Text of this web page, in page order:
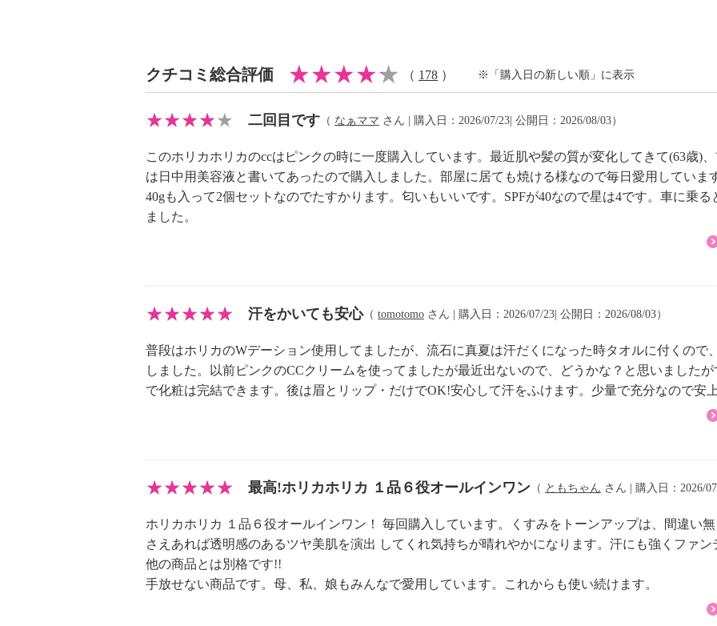
クチコミ総合評価 （ 178 ） ※「購入日の新しい順」に表示
二回目です （ なぁママ さん | 購入日：2026/07/23| 公開日：2026/08/03）
このホリカホリカのccはピンクの時に一度購入しています。最近肌や髪の質が変化してきて(63歳)
は日中用美容液と書いてあったので購入しました。部屋に居ても焼ける様なので毎日愛用していま
40gも入って2個セットなのでたすかります。匂いもいいです。SPFが40なので星は4です。車に乗
ました。
汗をかいても安心（ tomotomo さん | 購入日：2026/07/23| 公開日：2026/08/03）
普段はホリカのWデーション使用してましたが、流石に真夏は汗だくになった時タオルに付くので
しました。以前ピンクのCCクリームを使ってましたが最近出ないので、どうかな？と思いました
で化粧は完結できます。後は眉とリップ・だけでOK!安心して汗をふけます。少量で充分なので安
最高!ホリカホリカ １品６役オールインワン （ ともちゃん さん | 購入日：2026/
ホリカホリカ １品６役オールインワン！ 毎回購入しています。くすみをトーンアップは、間違い
さえあれば透明感のあるツヤ美肌を演出 してくれ気持ちが晴れやかになります。汗にも強くファ
他の商品とは別格です!!
手放せない商品です。母、私、娘もみんなで愛用しています。これからも使い続けます。